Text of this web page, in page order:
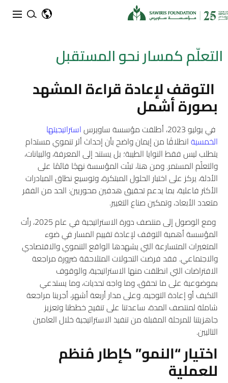
التعلّم كمسار نحو المستقبل
التوقف لإعادة قراءة المشهد
بصورة أشمل
في يوليو 2023، أطلقت مؤسسة ساويرس
استراتيجيتها
الخمسيةانطلاقًا من إيمان واضح بأن إحداث أثر تنموي مستدام
يتطلب ليس فقط النوايا الطيبة؛ بل يستند إلى المعرفة، والبيانات،
والتعلّم المستمر. ومن هنا، تبنّت المؤسسة نهجًا قائمًا على
الأدلة، يركز على اختبار الحلول المبتكرة، وتوسيع نطاق المبادرات
الأكثر فاعلية، بما يدعم تحقيق هدفين محوريين: الحد من الفقر
متعدد الأبعاد، وتمكين صناع التغيير.
ومع الوصول إلى منتصف دورة الاستراتيجية في عام 2025، رأت
المؤسسة أهمية التوقف لإعادة تقييم المسار في ضوء
المتغيرات المتسارعة التي يشهدها الواقع التنموي والاقتصادي
والاجتماعي. فقد فرضت التحولات المتلاحقة ضرورة مراجعة
الافتراضات التي انطلقت منها الاستراتيجية، والوقوف
بموضوعية على ما تحقق، وما واجه تحديات، وما يستدعي
التكيف أو إعادة التوجيه. وعلى مدار أربعة أشهر، أجرينا مراجعة
شاملة لمنتصف المدة، ساعدتنا على تنقيح خططنا وتعزيز
جاهزيتنا للمرحلة المقبلة من تنفيذ الاستراتيجية خلال العامين
التاليين.
اختيار“النمو”كإطار مُنظم
للعملية